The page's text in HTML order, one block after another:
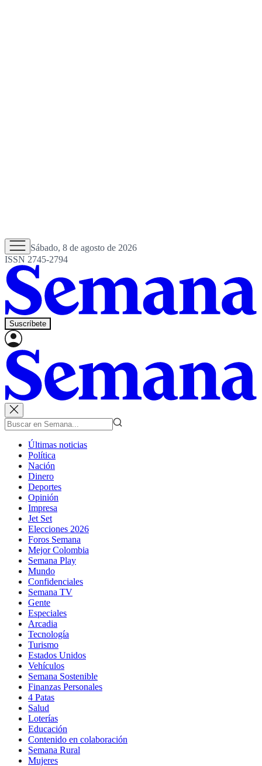
Sábado, 8 de agosto de 2026
ISSN 2745-2794
Suscríbete
Últimas noticias
Política
Nación
Dinero
Deportes
Opinión
Impresa
Jet Set
Elecciones 2026
Foros Semana
Mejor Colombia
Semana Play
Mundo
Confidenciales
Semana TV
Gente
Especiales
Arcadia
Tecnología
Turismo
Estados Unidos
Vehículos
Semana Sostenible
Finanzas Personales
4 Patas
Salud
Loterías
Educación
Contenido en colaboración
Semana Rural
Mujeres